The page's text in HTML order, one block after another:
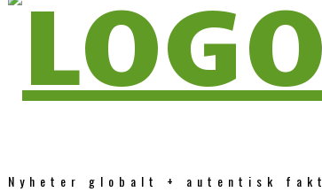
Nyheter globalt + autentisk